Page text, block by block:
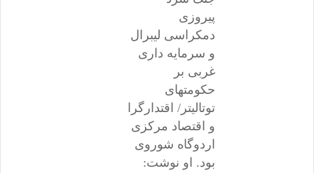
پیروزی
دمکراسی لیبرال
و سرمایه داری
غربی بر
حکومتهای
توتالیتر/ اقتدارگرا
و اقتصاد مرکزی
اردوگاه شوروی
بود. او نوشت: